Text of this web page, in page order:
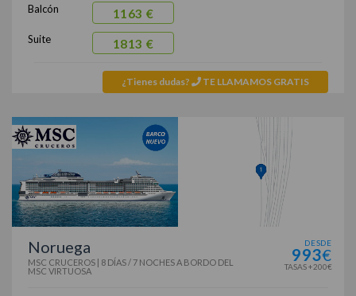
Balcón
Suite
1163 €
1813 €
¿Tienes dudas? TE LLAMAMOS GRATIS
Noruega
MSC CRUCEROS | 8 DÍAS / 7 NOCHESA BORDO DEL
MSC VIRTUOSA
DESDE
993€
TASAS +200€